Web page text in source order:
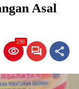
Asal
290